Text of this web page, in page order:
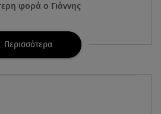
φορά ο Γιάννης
Η ανάρτηση από την
Περισσότερα